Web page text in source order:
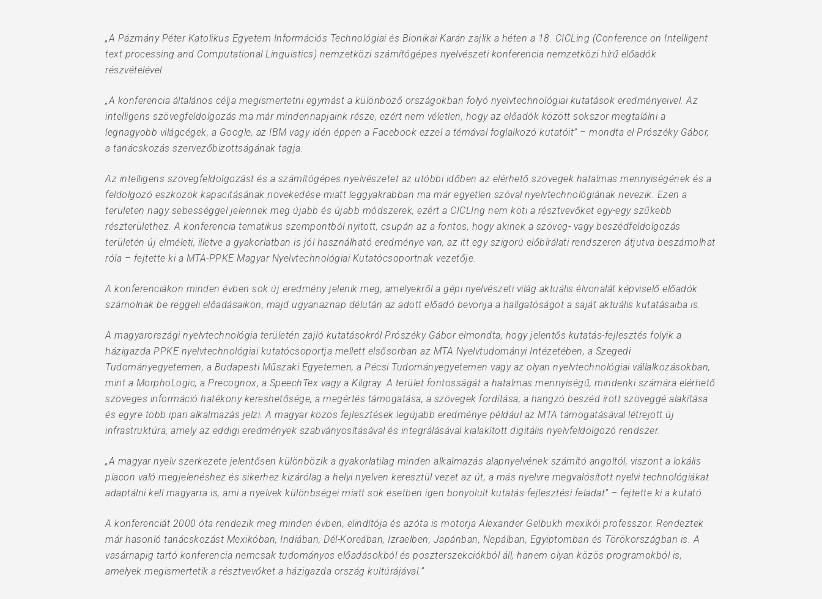
Hit enter to search or ESC to close
„A Pázmány Péter Katolikus Egyetem Információs Technológiai és Bionikai Karán zajlik a héten a 18. CICLing (Conference on Intelligent
text processing and Computational Linguistics) nemzetközi számítógépes nyelvészeti konferencia nemzetközi hírű előadók
részvételével.
„A konferencia általános célja megismertetni egymást a különböző országokban folyó nyelvtechnológiai kutatások eredményeivel. Az
intelligens szövegfeldolgozás ma már mindennapjaink része, ezért nem véletlen, hogy az előadók között sokszor megtalálni a
legnagyobb világcégek, a Google, az IBM vagy idén éppen a Facebook ezzel a témával foglalkozó kutatóit” – mondta el Prószéky Gábor,
a tanácskozás szervezőbizottságának tagja.
Az intelligens szövegfeldolgozást és a számítógépes nyelvészetet az utóbbi időben az elérhető szövegek hatalmas mennyiségének és a
feldolgozó eszközök kapacitásának növekedése miatt leggyakrabban ma már egyetlen szóval nyelvtechnológiának nevezik. Ezen a
területen nagy sebességgel jelennek meg újabb és újabb módszerek, ezért a CICLIng nem köti a résztvevőket egy-egy szűkebb
részterülethez. A konferencia tematikus szempontból nyitott, csupán az a fontos, hogy akinek a szöveg- vagy beszédfeldolgozás
területén új elméleti, illetve a gyakorlatban is jól használható eredménye van, az itt egy szigorú előbírálati rendszeren átjutva beszámolhat
róla – fejtette ki a MTA-PPKE Magyar Nyelvtechnológiai Kutatócsoportnak vezetője.
A konferenciákon minden évben sok új eredmény jelenik meg, amelyekről a gépi nyelvészeti világ aktuális élvonalát képviselő előadók
számolnak be reggeli előadásaikon, majd ugyanaznap délután az adott előadó bevonja a hallgatóságot a saját aktuális kutatásaiba is.
A magyarországi nyelvtechnológia területén zajló kutatásokról Prószéky Gábor elmondta, hogy jelentős kutatás-fejlesztés folyik a
házigazda PPKE nyelvtechnológiai kutatócsoportja mellett elsősorban az MTA Nyelvtudományi Intézetében, a Szegedi
Tudományegyetemen, a Budapesti Műszaki Egyetemen, a Pécsi Tudományegyetemen vagy az olyan nyelvtechnológiai vállalkozásokban,
mint a MorphoLogic, a Precognox, a SpeechTex vagy a Kilgray. A terület fontosságát a hatalmas mennyiségű, mindenki számára elérhető
szöveges információ hatékony kereshetősége, a megértés támogatása, a szövegek fordítása, a hangzó beszéd írott szöveggé alakítása
és egyre több ipari alkalmazás jelzi. A magyar közös fejlesztések legújabb eredménye például az MTA támogatásával létrejött új
infrastruktúra, amely az eddigi eredmények szabványosításával és integrálásával kialakított digitális nyelvfeldolgozó rendszer.
„A magyar nyelv szerkezete jelentősen különbözik a gyakorlatilag minden alkalmazás alapnyelvének számító angoltól, viszont a lokális
piacon való megjelenéshez és sikerhez kizárólag a helyi nyelven keresztül vezet az út, a más nyelvre megvalósított nyelvi technológiákat
adaptálni kell magyarra is, ami a nyelvek különbségei miatt sok esetben igen bonyolult kutatás-fejlesztési feladat” – fejtette ki a kutató.
A konferenciát 2000 óta rendezik meg minden évben, elindítója és azóta is motorja Alexander Gelbukh mexikói professzor. Rendeztek
már hasonló tanácskozást Mexikóban, Indiában, Dél-Koreában, Izraelben, Japánban, Nepálban, Egyiptomban és Törökországban is. A
vasárnapig tartó konferencia nemcsak tudományos előadásokból és poszterszekciókból áll, hanem olyan közös programokból is,
amelyek megismertetik a résztvevőket a házigazda ország kultúrájával.”